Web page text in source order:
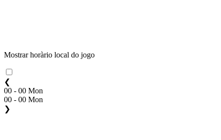
Mostrar horàrio local do jogo
❮
00 - 00 Mon
00 - 00 Mon
❯